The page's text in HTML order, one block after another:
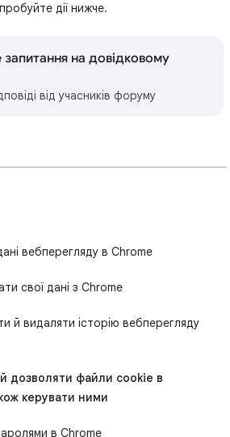
дії нижче.
запитання на довідковому
від учасників форуму
вебперегляду в Chrome
свої дані з Chrome
й видаляти історію вебперегляду
дозволяти файли cookie в
керувати ними
в Chrome